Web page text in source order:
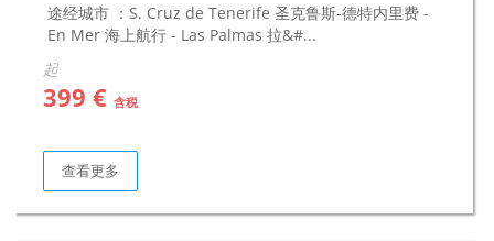
途经城市 ：S. Cruz de Tenerife 圣克鲁斯-德特内里费 -
En Mer 海上航行 - Las Palmas 拉&#...
起
399 € 含税
查看更多